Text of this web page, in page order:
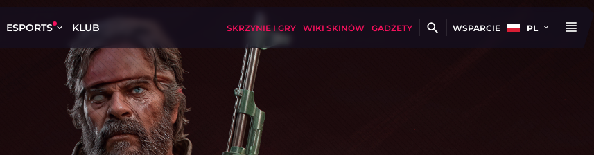
ESPORTS KLUB SKRZYNIE I GRY WIKI SKINÓW GADŻETY WSPARCIE PL